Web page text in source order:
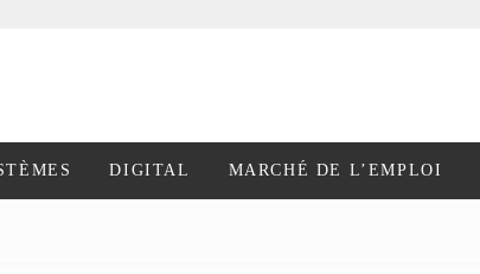
DIGITAL MARCHÉ DE L’EMPLOI